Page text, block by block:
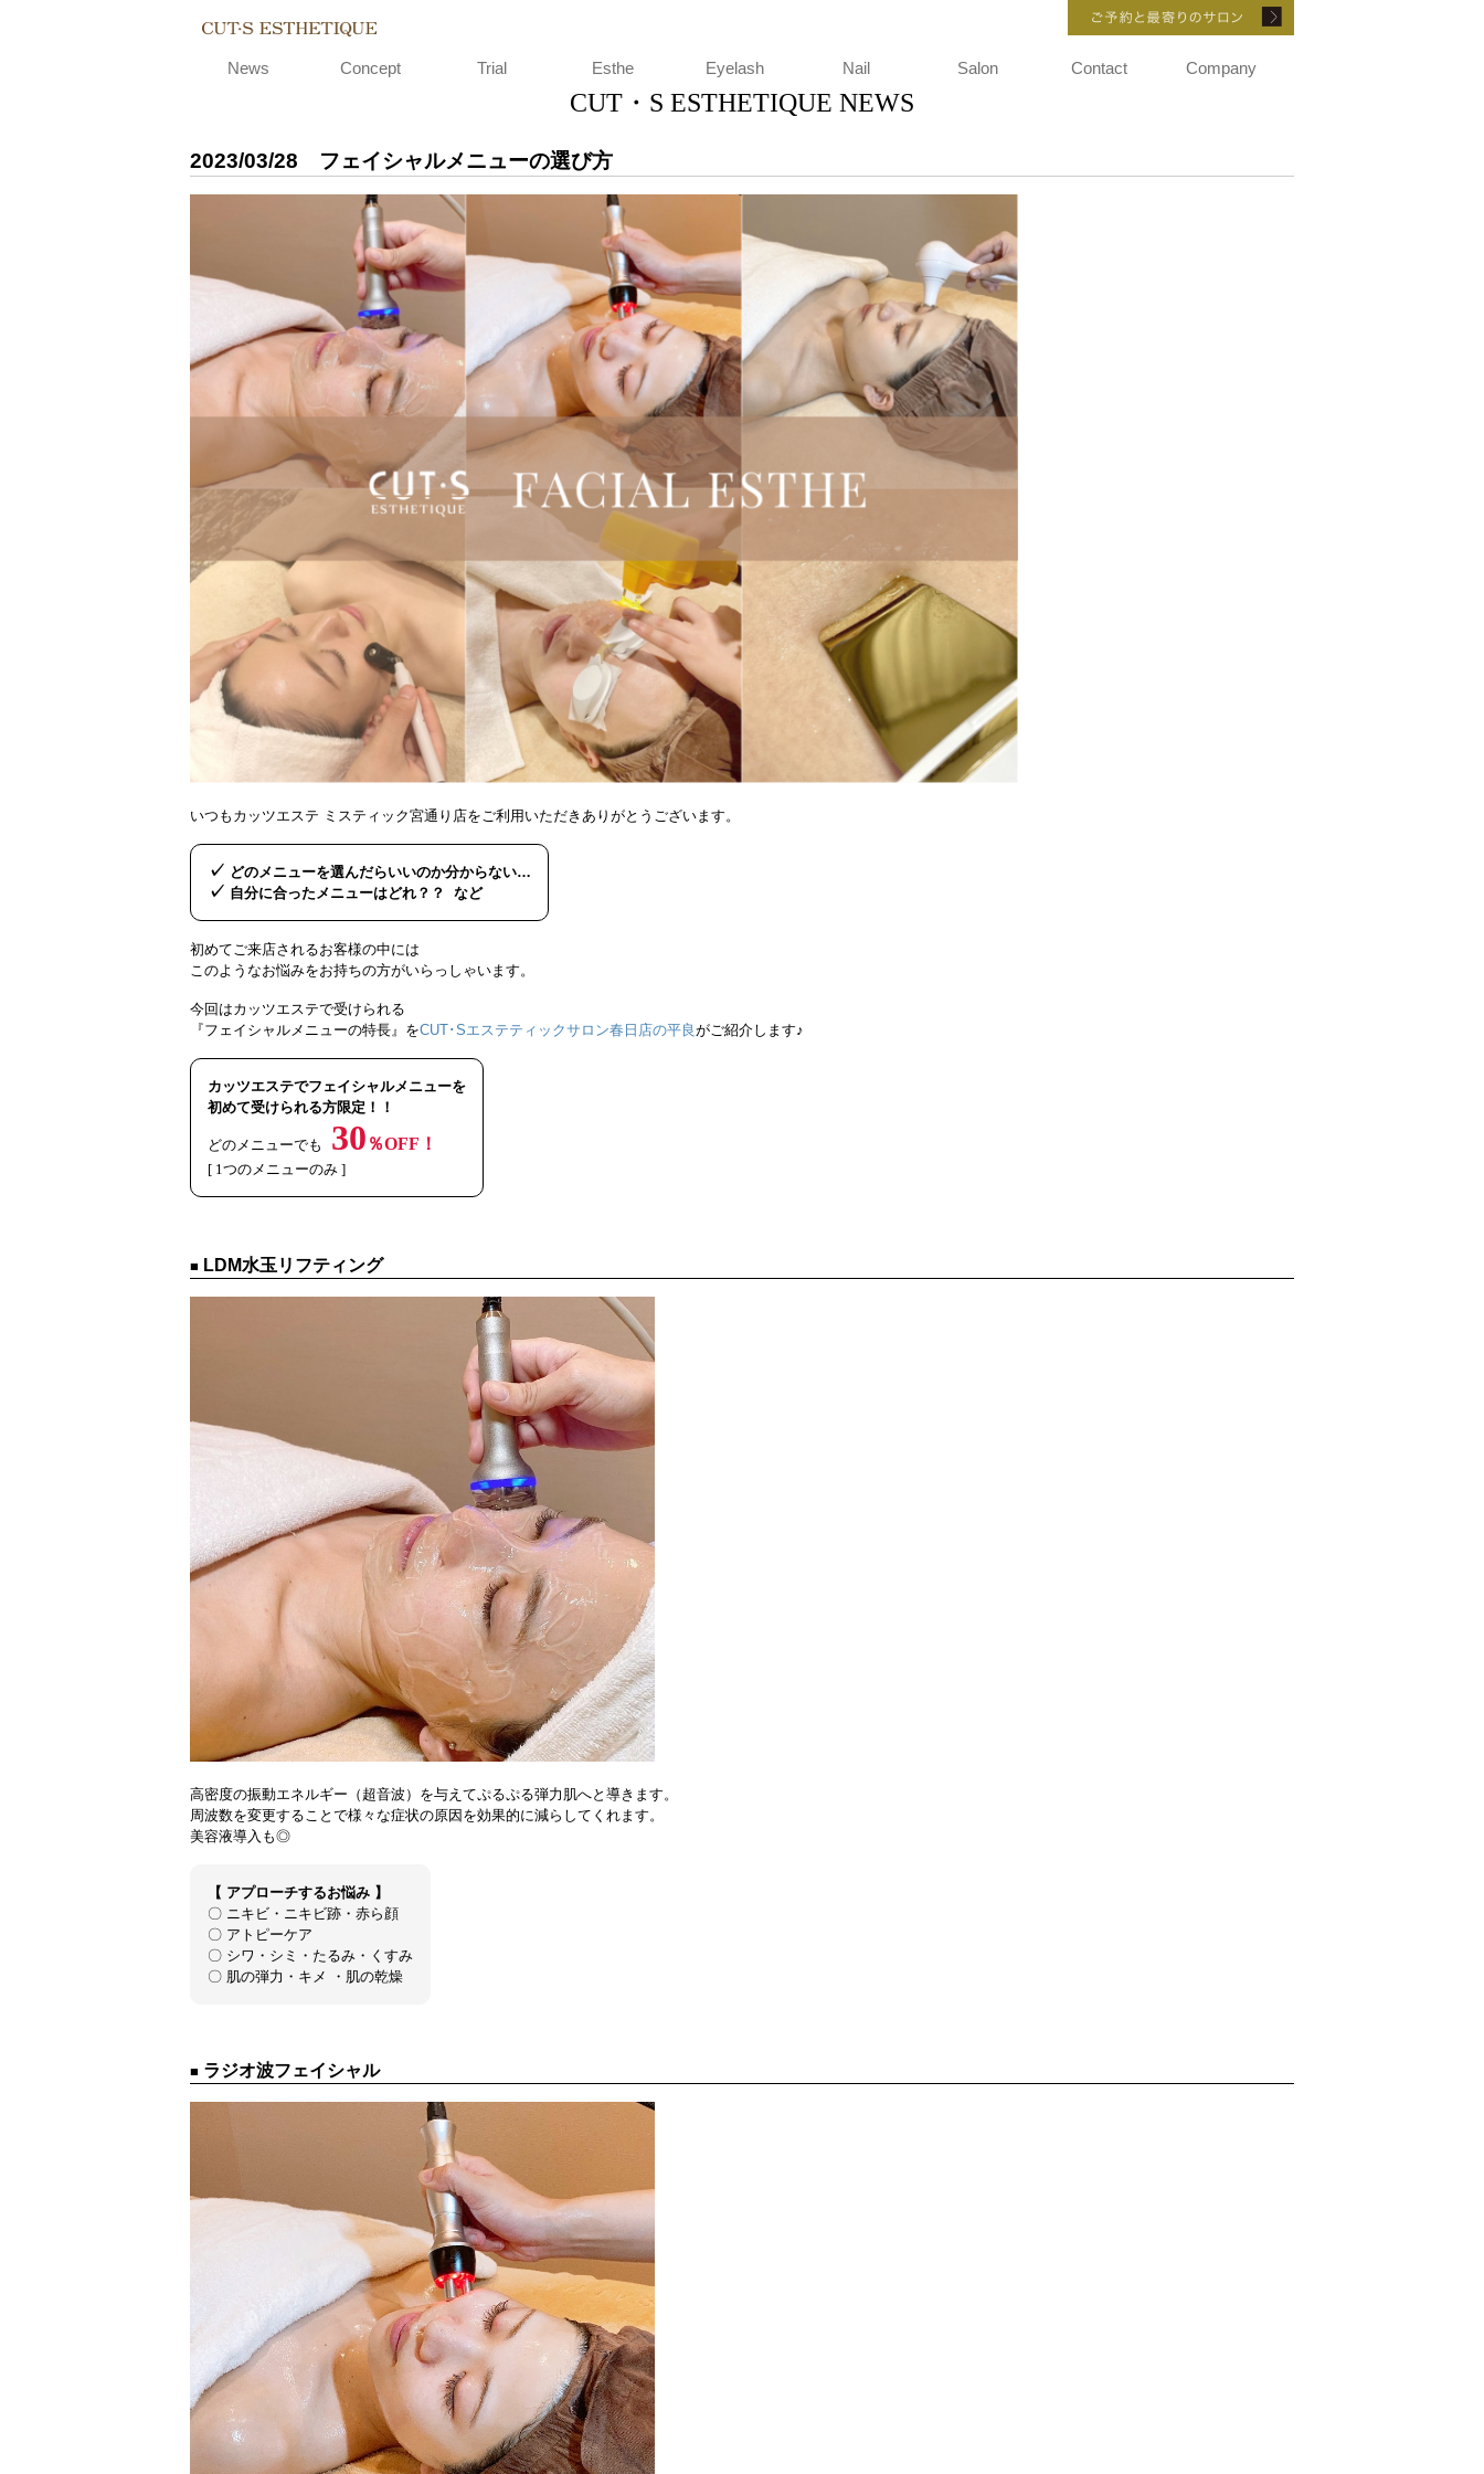
News Concept Trial Esthe Eyelash Nail Salon Contact Company
CUT・S ESTHETIQUE NEWS
2023/03/28 フェイシャルメニューの選び方
いつもカッツエステ ミスティック宮通り店をご利用いただきありがとうございます。
✓ どのメニューを選んだらいいのか分からない…
✓ 自分に合ったメニューはどれ？？ など
初めてご来店されるお客様の中には
このようなお悩みをお持ちの方がいらっしゃいます。
今回はカッツエステで受けられる
『フェイシャルメニューの特長』をCUT･Sエステティックサロン春日店の平良がご紹介します♪
カッツエステでフェイシャルメニューを
初めて受けられる方限定！！
どのメニューでも 30 ％OFF！
[ 1つのメニューのみ ]
■ LDM水玉リフティング
高密度の振動エネルギー（超音波）を与えてぷるぷる弾力肌へと導きます。
周波数を変更することで様々な症状の原因を効果的に減らしてくれます。
美容液導入も◎
【 アプローチするお悩み 】
〇 ニキビ・ニキビ跡・赤ら顔
〇 アトピーケア
〇 シワ・シミ・たるみ・くすみ
〇 肌の弾力・キメ ・肌の乾燥
■ ラジオ波フェイシャル